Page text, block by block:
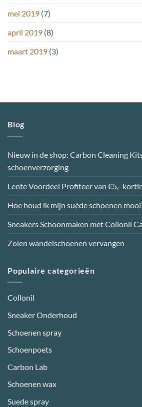
mei 2019 (7)
april 2019 (8)
maart 2019 (3)
Blog
Nieuw in de shop: Carbon Cleaning
schoenverzorging
Lente Voordeel Profiteer van €5,-
Hoe houd ik mijn suède schoenen
Sneakers Schoonmaken met Collonil
Zolen wandelschoenen vervangen
Populaire categorieën
Collonil
Sneaker Onderhoud
Schoenen spray
Schoenpoets
Carbon Lab
Schoenen wax
Suede spray